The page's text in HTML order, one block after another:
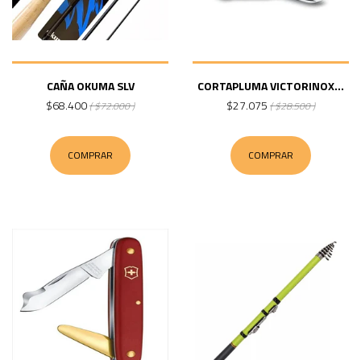
CAÑA OKUMA SLV
$68.400( $72.000 )
COMPRAR
CORTAPLUMA VICTORINOX...
$27.075 ( $28.500 )
COMPRAR